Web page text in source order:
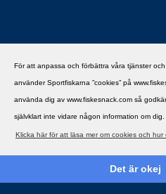
För att anpassa och förbättra våra tjänster
använder Sportfiskarna ”cookies” på
använda dig av www.fiskesnack.com så
självklart inte vidare någon information om dig.
Klicka här för att läsa mer om cookies och hur
Det är okej